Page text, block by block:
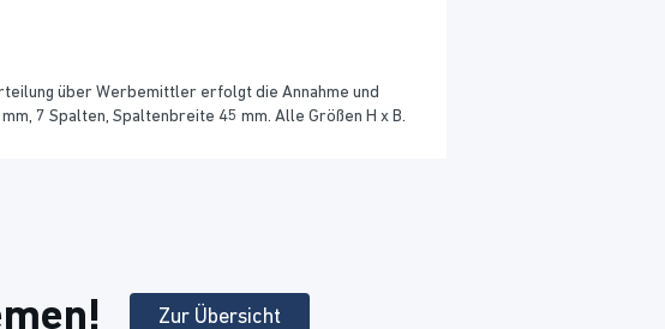
über Werbemittler erfolgt die Annahme und
7 Spalten, Spaltenbreite 45 mm. Alle Größen H x B.
Zur Übersicht